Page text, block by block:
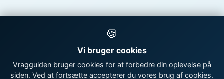
🍪
Vi bruger cookies
Vragguiden bruger cookies for at forbedre din oplevelse på
siden. Ved at fortsætte accepterer du vores brug af cookies.